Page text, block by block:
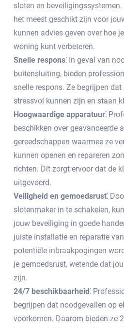
sloten en
het meest geschikt zijn voor
kunnen advies geven over hoe
woning kunt verbeteren.​
Snelle respons⁚ In geval van
buitensluiting, bieden
snelle respons.​ Ze begrijpen
stressvol kunnen zijn en staan
Hoogwaardige apparatuur⁚
beschikken over geavanceerde
gereedschappen waarmee ze
kunnen openen en repareren
richten.​ Dit zorgt ervoor dat de
uitgevoerd.​
Veiligheid en gemoedsrust⁚
slotenmaker in te schakelen,
jouw beveiliging in goede
juiste installatie en reparatie
potentiële inbraakpogingen
je gemoedsrust, wetende dat
zijn.​
24/7 beschikbaarheid⁚
begrijpen dat noodgevallen op
voorkomen.​ Daarom bieden ze